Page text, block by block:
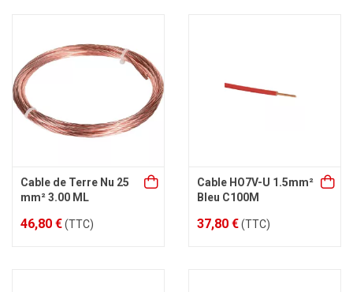
Cable de Terre Nu 25
mm² 3.00 ML
46,80 €(TTC)
Cable HO7V-U 1.5mm²
Bleu C100M
37,80 €(TTC)